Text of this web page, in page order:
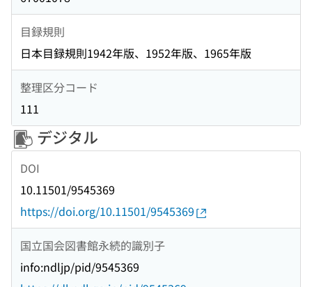
目録規則
日本目録規則1942年版、1952年版、1965年版
整理区分コード
111
デジタル
DOI
10.11501/9545369
https://doi.org/10.11501/9545369
国立国会図書館永続的識別子
info:ndljp/pid/9545369